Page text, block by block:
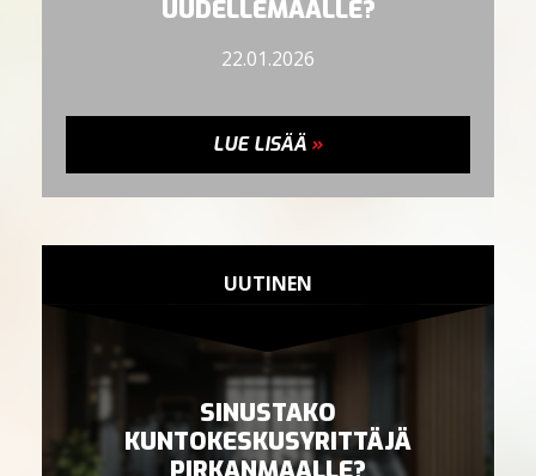
UUDELLEMAALLE?
22.01.2026
LUE LISÄÄ »
UUTINEN
SINUSTAKO
KUNTOKESKUSYRITTÄJÄ